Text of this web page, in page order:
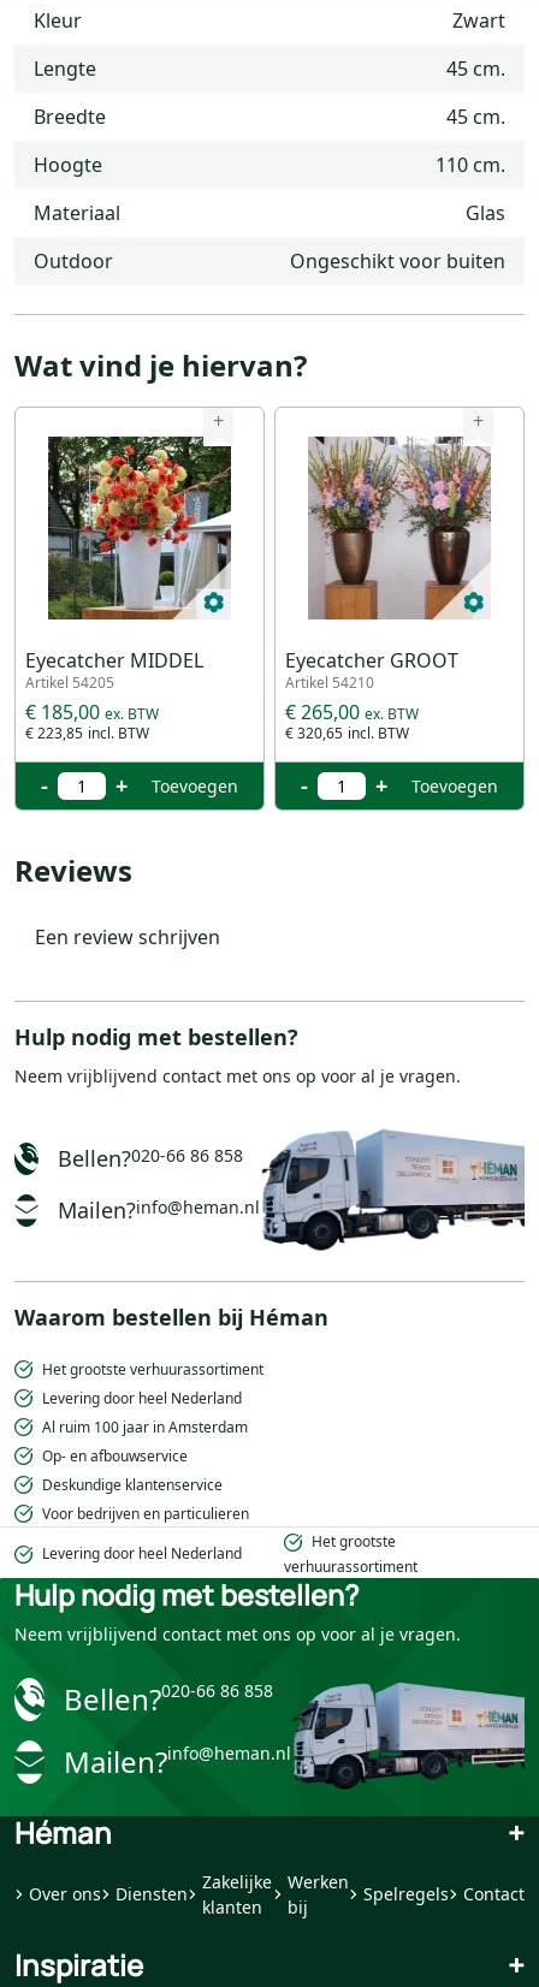
Kleur
Zwart
Lengte
45 cm.
Breedte
45 cm.
Hoogte
110 cm.
Materiaal
Glas
Outdoor
Ongeschikt voor buiten
Wat vind je hiervan?
+
Eyecatcher MIDDEL
Artikel 54205
€ 223,85
€ 185,00
- + Toevoegen
+
Eyecatcher GROOT
Artikel 54210
€ 320,65
€ 265,00
- + Toevoegen
Reviews
Een review schrijven
Hulp nodig met bestellen?
Neem vrijblijvend contact met ons op voor al je vragen.
Bellen?020-66 86 858
Mailen?info@heman.nl
Waarom bestellen bij Héman
Het grootste verhuurassortiment
Levering door heel Nederland
Al ruim 100 jaar in Amsterdam
Op- en afbouwservice
Deskundige klantenservice
Voor bedrijven en particulieren
Levering door heel Nederland
Het grootste
verhuurassortiment
Hulp nodig met bestellen?
Neem vrijblijvend contact met ons op voor al je vragen.
Bellen?020-66 86 858
Mailen?info@heman.nl
Héman +
Over ons Diensten
Zakelijke
klanten
Werken
bij
Spelregels Contact
Inspiratie +